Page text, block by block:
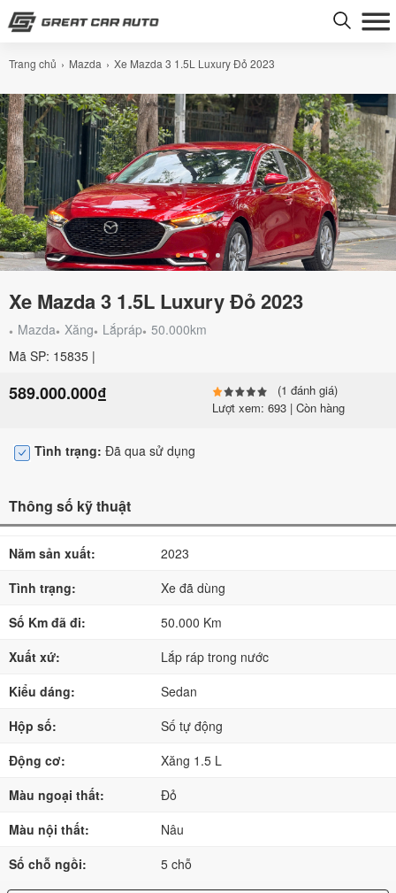
Trang chủ Mazda Xe Mazda 3 1.5L Luxury Đỏ 2023
Xe Mazda 3 1.5L Luxury Đỏ 2023
Mazda Xăng Lắpráp 50.000km
Mã SP: 15835 |
589.000.000₫
(1 đánh giá)
Lượt xem: 693 | Còn hàng
Tình trạng: Đã qua sử dụng
Thông số kỹ thuật
Năm sản xuất:
2023
Tình trạng:
Xe đã dùng
Số Km đã đi:
50.000 Km
Xuất xứ:
Lắp ráp trong nước
Kiểu dáng:
Sedan
Hộp số:
Số tự động
Động cơ:
Xăng 1.5 L
Màu ngoại thất:
Đỏ
Màu nội thất:
Nâu
Số chỗ ngồi:
5 chỗ